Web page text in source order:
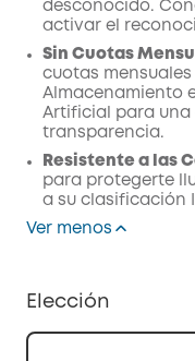
desconocido.
activar el
Sin Cuotas
cuotas
Almacenamiento
Artificial para una
transparencia.
Resistente a las
para protegerte
a su clasificación
Ver menos
Elección